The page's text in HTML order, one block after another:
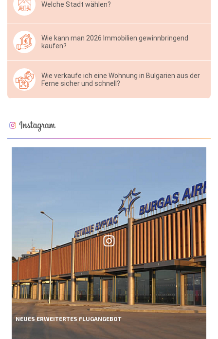
Welche Stadt wählen?
Wie kann man 2026 Immobilien gewinnbringend
kaufen?
Wie verkaufe ich eine Wohnung in Bulgarien aus der
Ferne sicher und schnell?
NEUES ERWEITERTES FLUGANGEBOT